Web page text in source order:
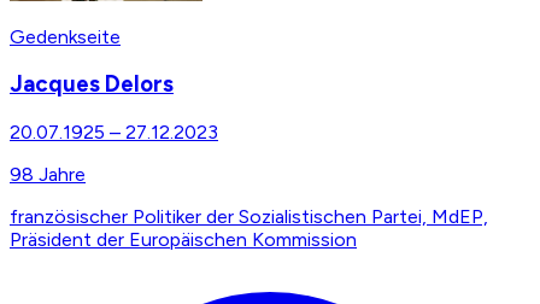
Gedenkseite
Jacques Delors
20.07.1925 – 27.12.2023
98 Jahre
französischer Politiker der Sozialistischen Partei, MdEP,
Präsident der Europäischen Kommission